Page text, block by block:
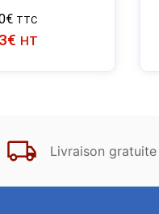
€ TTC
€ HT
Livraison gratuite